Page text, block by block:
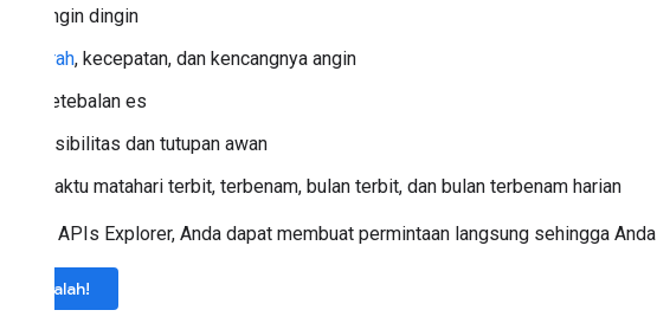
Angin dingin
Arah, kecepatan, dan kencangnya angin
Ketebalan es
Visibilitas dan tutupan awan
Waktu matahari terbit, terbenam, bulan terbit, dan bulan terbenam harian
Dengan APIs Explorer, Anda dapat membuat permintaan langsung sehingga
Cobalah!